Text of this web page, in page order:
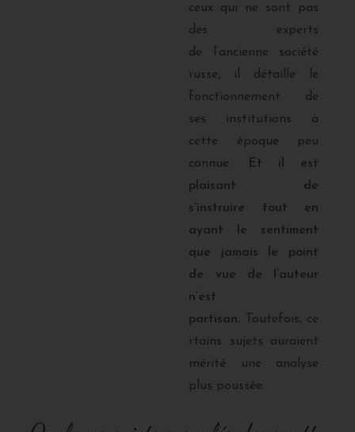
ceux qui ne sont pas
des experts
de l’ancienne société
russe, il détaille le
fonctionnement de
ses institutions à
cette époque peu
connue.
Et il est
plaisant de
s’instruire tout en
ayant le sentiment
que jamais le point
de vue de l’auteur
n’est
partisan. Toutefois, ce
rtains sujets auraient
mérité une analyse
plus poussée.